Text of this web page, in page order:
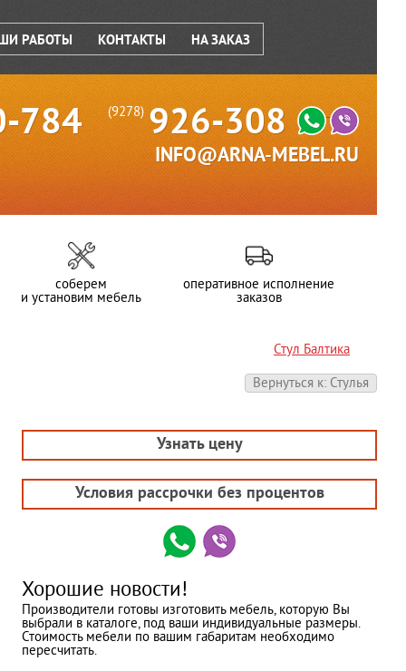
РАБОТЫ КОНТАКТЫ НА ЗАКАЗ
784 (9278) 926-308
INFO@ARNA-MEBEL.RU
соберем
и установим мебель
оперативное исполнение
заказов
Стул Балтика
Вернуться к: Стулья
Узнать цену
Условия рассрочки без процентов
Хорошие новости!
Производители готовы изготовить мебель, которую Вы
выбрали в каталоге, под ваши индивидуальные размеры.
Стоимость мебели по вашим габаритам необходимо
пересчитать.